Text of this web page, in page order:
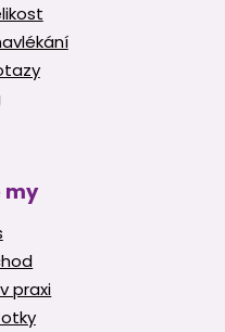
my
praxi